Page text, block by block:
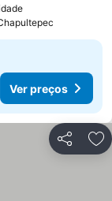
Ver preços
Ver preços
Partilhar